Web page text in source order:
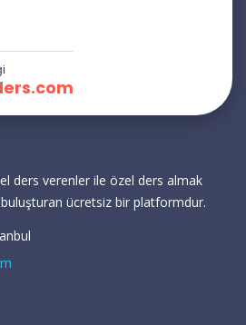
ders verenler ile özel ders almak
buluşturan ücretsiz bir platformdur.